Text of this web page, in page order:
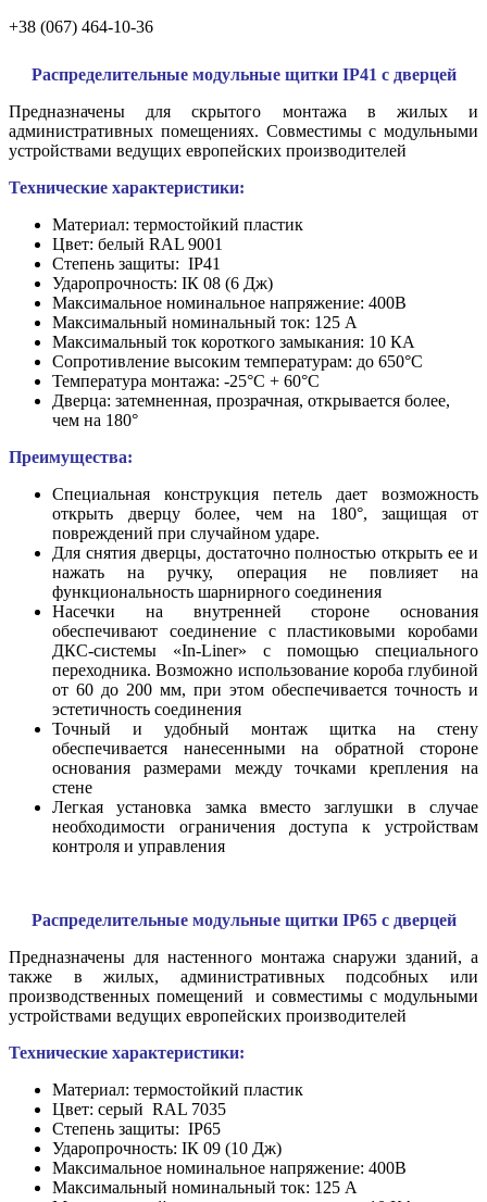
+38 (067) 464-10-36
Распределительные модульные щитки IP41 с дверцей
Предназначены для скрытого монтажа в жилых и
административных помещениях. Совместимы с модульными
устройствами ведущих европейских производителей
Технические характеристики:
Материал: термостойкий пластик
Цвет: белый RAL 9001
Степень защиты: IP41
Ударопрочность: ІК 08 (6 Дж)
Максимальное номинальное напряжение: 400В
Максимальный номинальный ток: 125 А
Максимальный ток короткого замыкания: 10 КА
Сопротивление высоким температурам: до 650°С
Температура монтажа: -25°С + 60°С
Дверца: затемненная, прозрачная, открывается более,
чем на 180°
Преимущества:
Специальная конструкция петель дает возможность
открыть дверцу более, чем на 180°, защищая от
повреждений при случайном ударе.
Для снятия дверцы, достаточно полностью открыть ее и
нажать на ручку, операция не повлияет на
функциональность шарнирного соединения
Насечки на внутренней стороне основания
обеспечивают соединение с пластиковыми коробами
ДКС-системы «In-Liner» с помощью специального
переходника. Возможно использование короба глубиной
от 60 до 200 мм, при этом обеспечивается точность и
эстетичность соединения
Точный и удобный монтаж щитка на стену
обеспечивается нанесенными на обратной стороне
основания размерами между точками крепления на
стене
Легкая установка замка вместо заглушки в случае
необходимости ограничения доступа к устройствам
контроля и управления
Распределительные модульные щитки IP65 с дверцей
Предназначены для настенного монтажа снаружи зданий, а
также в жилых, административных подсобных или
производственных помещений и совместимы с модульными
устройствами ведущих европейских производителей
Технические характеристики:
Материал: термостойкий пластик
Цвет: серый RAL 7035
Степень защиты: IP65
Ударопрочность: ІК 09 (10 Дж)
Максимальное номинальное напряжение: 400В
Максимальный номинальный ток: 125 А